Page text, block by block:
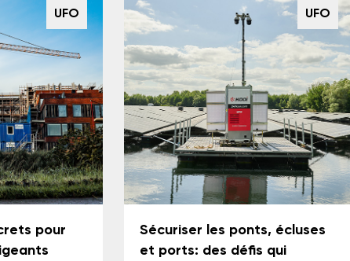
UFO
pour
UFO
Sécuriser les ponts, écluses
et ports: des défis qui